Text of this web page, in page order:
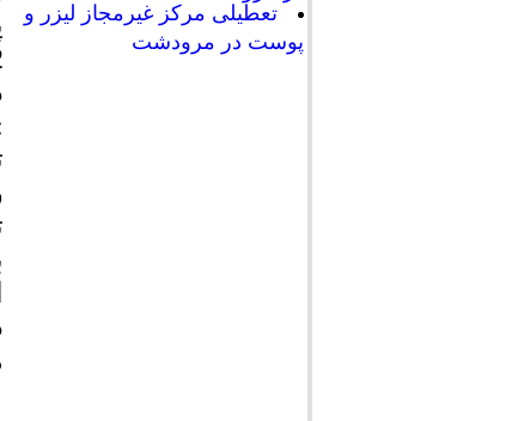
تعطیلی مرکز غیرمجاز لیزر و
پوست در مرودشت
2